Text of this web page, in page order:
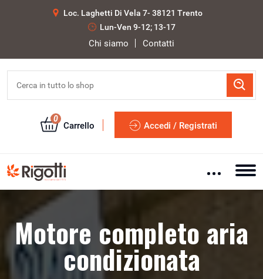
Loc. Laghetti Di Vela 7- 38121 Trento
Lun-Ven 9-12; 13-17
Chi siamo Contatti
0
Carrello Accedi / Registrati
Motore completo aria
condizionata